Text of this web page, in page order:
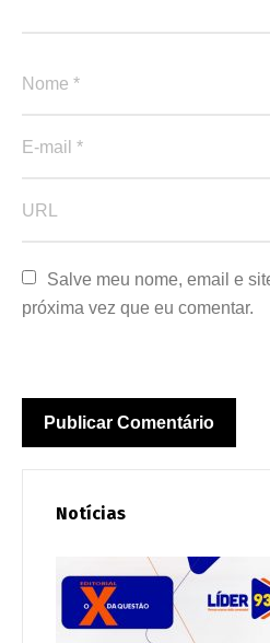
Salve meu nome, email e
próxima vez que eu comentar.
Notícias